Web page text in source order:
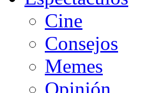
Cine
Consejos
Memes
Opinión